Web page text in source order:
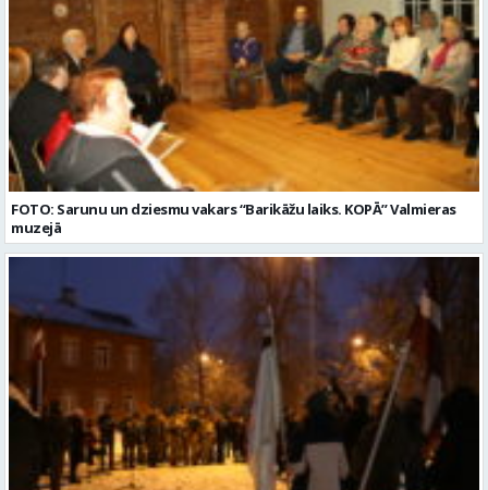
FOTO: Sarunu un dziesmu vakars “Barikāžu laiks. KOPĀ” Valmieras
muzejā